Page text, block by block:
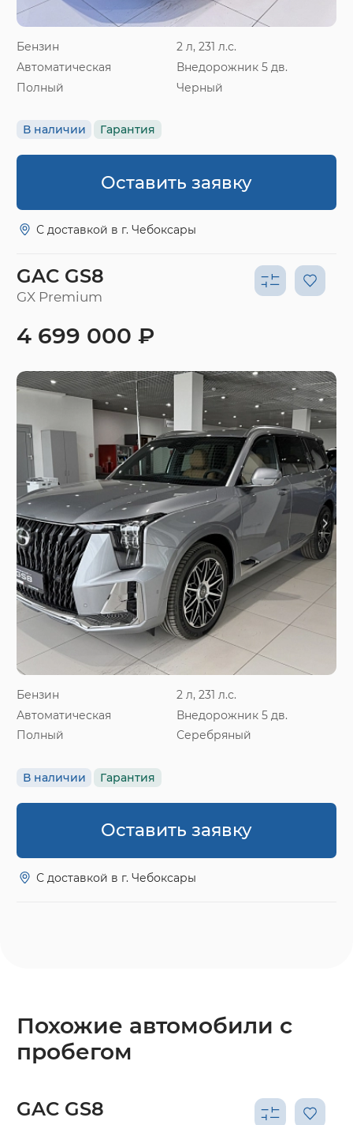
Бензин
2 л, 231 л.с.
Автоматическая
Внедорожник 5 дв.
Полный
Черный
В наличии Гарантия
Оставить заявку
С доставкой в г. Чебоксары
GAC GS8
GX Premium
Бензин
2 л, 231 л.с.
Автоматическая
Внедорожник 5 дв.
Полный
Серебряный
В наличии Гарантия
4 699 000 ₽
Оставить заявку
С доставкой в г. Чебоксары
Похожие автомобили с
пробегом
GAC GS8